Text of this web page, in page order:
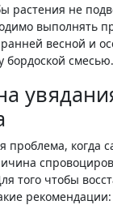
растения не
выполнять
ранней весной и
бордоской смесью.
проблема, когда
того чтобы
рекомендации: